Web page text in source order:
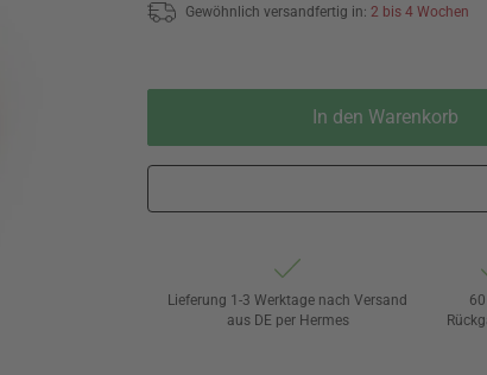
Gewöhnlich versandfertig in: 2 bis 4 Wochen
In den Warenkorb
Lieferung 1-3 Werktage nach Versand
aus DE per Hermes